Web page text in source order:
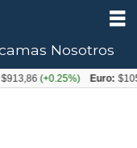
Nosotros
(+0.25%) Euro: $1053,08(-